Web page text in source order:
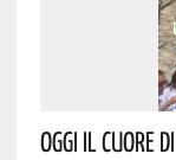
Oggi Il Cuore